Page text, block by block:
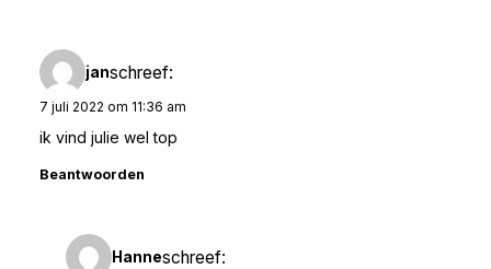
janschreef:
7 juli 2022 om 11:36 am
ik vind julie wel top
Beantwoorden
Hanneschreef: